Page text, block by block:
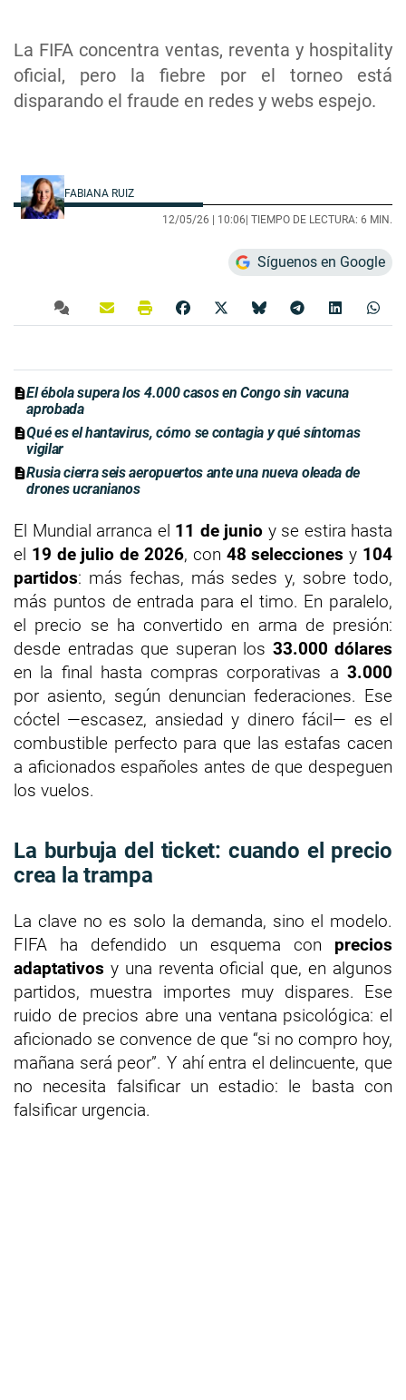
La FIFA concentra ventas, reventa y hospitality
oficial, pero la fiebre por el torneo está
disparando el fraude en redes y webs espejo.
FABIANA RUIZ
12/05/26 | 10:06| TIEMPO DE LECTURA: 6 MIN.
Síguenos en Google
El ébola supera los 4.000 casos en Congo sin vacuna
aprobada
Qué es el hantavirus, cómo se contagia y qué síntomas
vigilar
Rusia cierra seis aeropuertos ante una nueva oleada de
drones ucranianos
El Mundial arranca el 11 de junio y se estira hasta
el 19 de julio de 2026, con 48 selecciones y 104
partidos: más fechas, más sedes y, sobre todo,
más puntos de entrada para el timo. En paralelo,
el precio se ha convertido en arma de presión:
desde entradas que superan los 33.000 dólares
en la final hasta compras corporativas a 3.000
por asiento, según denuncian federaciones. Ese
cóctel —escasez, ansiedad y dinero fácil— es el
combustible perfecto para que las estafas cacen
a aficionados españoles antes de que despeguen
los vuelos.
La burbuja del ticket: cuando el precio
crea la trampa
La clave no es solo la demanda, sino el modelo.
FIFA ha defendido un esquema con precios
adaptativos y una reventa oficial que, en algunos
partidos, muestra importes muy dispares. Ese
ruido de precios abre una ventana psicológica: el
aficionado se convence de que “si no compro hoy,
mañana será peor”. Y ahí entra el delincuente, que
no necesita falsificar un estadio: le basta con
falsificar urgencia.